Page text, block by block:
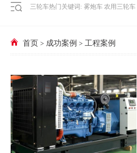
三轮车热门关键词: 雾炮车 农用三轮车
首页 > 成功案例 > 工程案例